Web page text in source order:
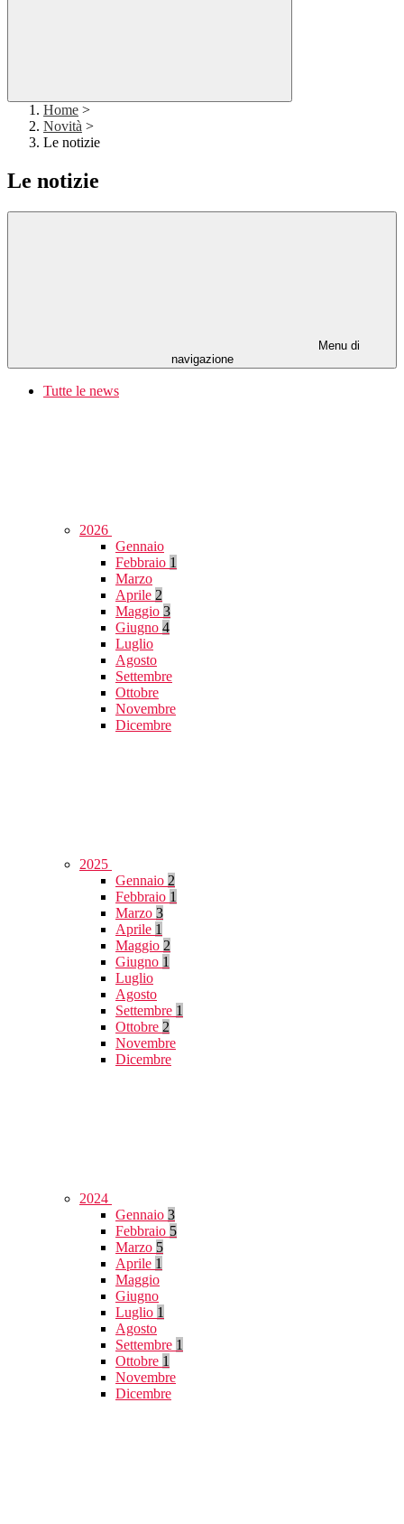
Home >
Novità >
Le notizie
Le notizie
Menu di
navigazione
Tutte le news
2026
Gennaio
Febbraio 1
Marzo
Aprile 2
Maggio 3
Giugno 4
Luglio
Agosto
Settembre
Ottobre
Novembre
Dicembre
2025
Gennaio 2
Febbraio 1
Marzo 3
Aprile 1
Maggio 2
Giugno 1
Luglio
Agosto
Settembre 1
Ottobre 2
Novembre
Dicembre
2024
Gennaio 3
Febbraio 5
Marzo 5
Aprile 1
Maggio
Giugno
Luglio 1
Agosto
Settembre 1
Ottobre 1
Novembre
Dicembre